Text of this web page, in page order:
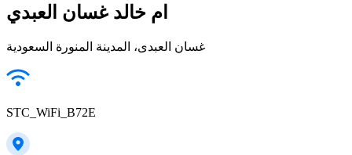
ام خالد غسان العبدي
غسان العبدى، المدينة المنورة السعودية
STC_WiFi_B72E